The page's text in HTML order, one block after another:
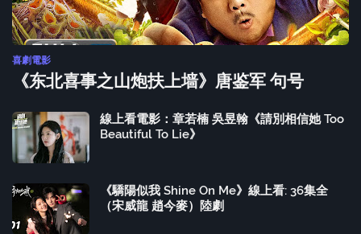
喜劇電影
《东北喜事之山炮扶上墙》唐鉴军 句号
線上看電影：章若楠 吳昱翰《請別相信她 Too
Beautiful To Lie》
《驕陽似我 Shine On Me》線上看: 36集全
（宋威龍 趙今麥）陸劇